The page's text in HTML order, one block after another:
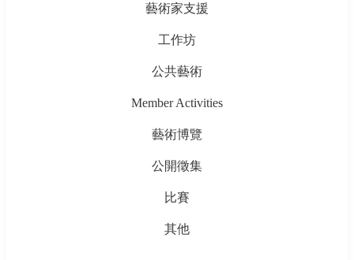
藝術家支援
工作坊
公共藝術
Member Activities
藝術博覽
公開徵集
比賽
其他